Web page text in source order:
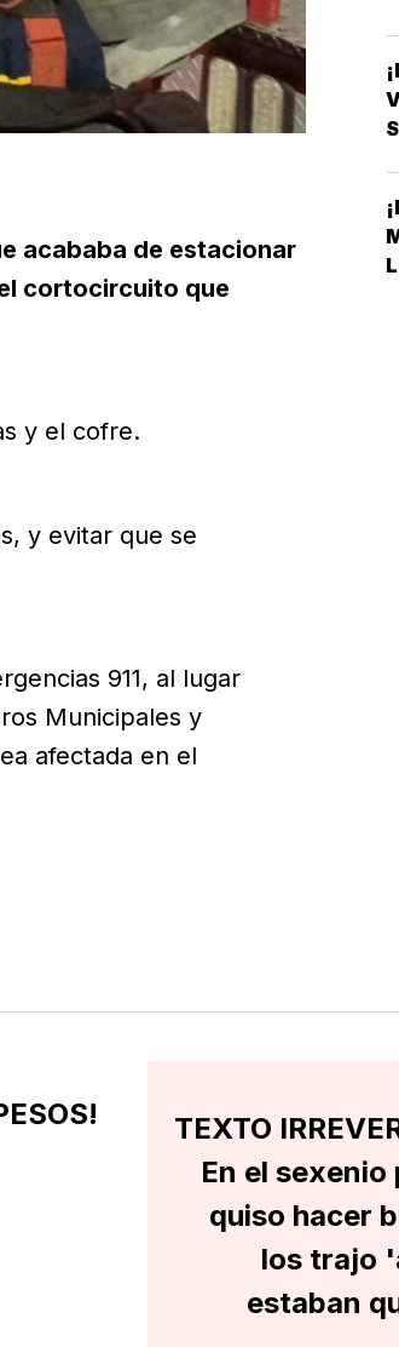
acababa de estacionar
cortocircuito que
y el cofre.
y evitar que se
911, al lugar
Municipales y
afectada en el
TEXTO
En el
quiso hacer
los trajo
estaban